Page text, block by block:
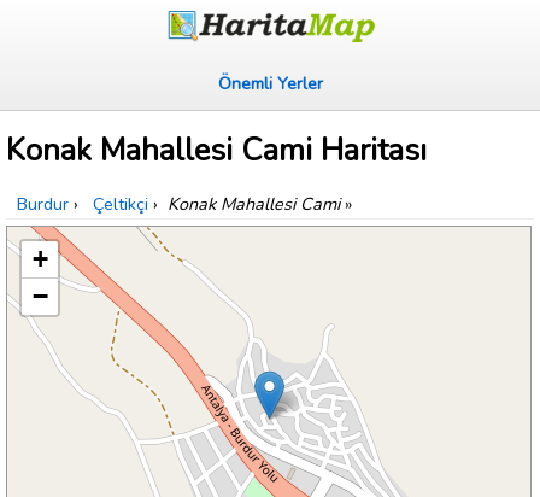
Önemli Yerler
Konak Mahallesi Cami Haritası
Burdur › Çeltikçi › Konak Mahallesi Cami»
+
−